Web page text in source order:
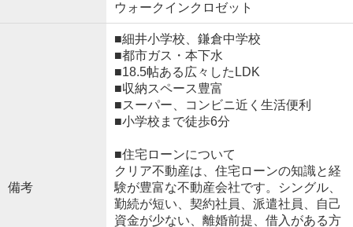
ウォークインクロゼット
備考
■細井小学校、鎌倉中学校
■都市ガス・本下水
■18.5帖ある広々したLDK
■収納スペース豊富
■スーパー、コンビニ近く生活便利
■小学校まで徒歩6分
■住宅ローンについて
クリア不動産は、住宅ローンの知識と経
験が豊富な不動産会社です。シングル、
勤続が短い、契約社員、派遣社員、自己
資金が少ない、離婚前提、借入がある方